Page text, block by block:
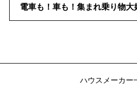
電車も！車も！集まれ乗り物
ハウスメーカー